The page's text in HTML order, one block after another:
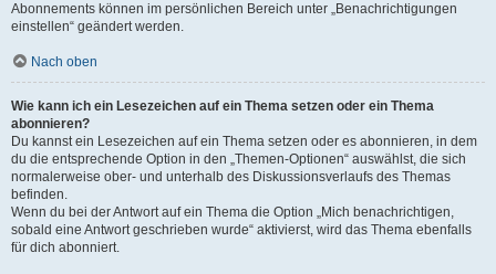
Abonnements können im persönlichen Bereich unter „Benachrichtigungen
einstellen“ geändert werden.
Nach oben
Wie kann ich ein Lesezeichen auf ein Thema setzen oder ein Thema
abonnieren?
Du kannst ein Lesezeichen auf ein Thema setzen oder es abonnieren, in dem
du die entsprechende Option in den „Themen-Optionen“ auswählst, die sich
normalerweise ober- und unterhalb des Diskussionsverlaufs des Themas
befinden.
Wenn du bei der Antwort auf ein Thema die Option „Mich benachrichtigen,
sobald eine Antwort geschrieben wurde“ aktivierst, wird das Thema ebenfalls
für dich abonniert.